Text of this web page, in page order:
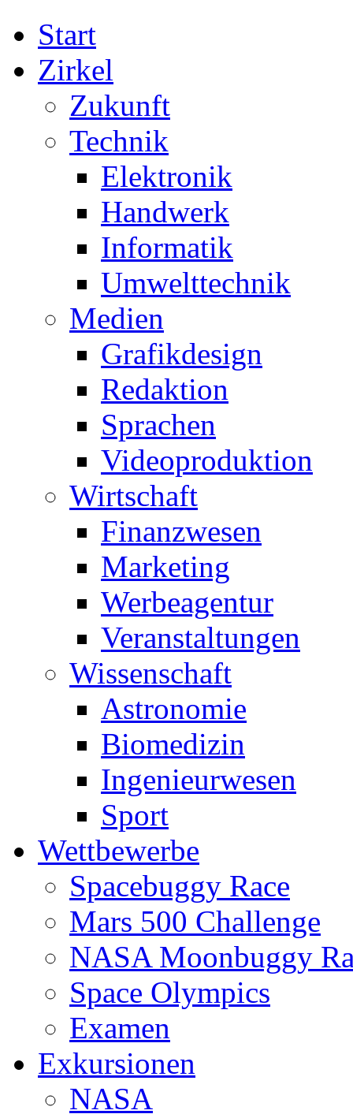
Start
Zirkel
Zukunft
Technik
Elektronik
Handwerk
Informatik
Umwelttechnik
Medien
Grafikdesign
Redaktion
Sprachen
Videoproduktion
Wirtschaft
Finanzwesen
Marketing
Werbeagentur
Veranstaltungen
Wissenschaft
Astronomie
Biomedizin
Ingenieurwesen
Sport
Wettbewerbe
Spacebuggy Race
Mars 500 Challenge
NASA Moonbuggy
Space Olympics
Examen
Exkursionen
NASA